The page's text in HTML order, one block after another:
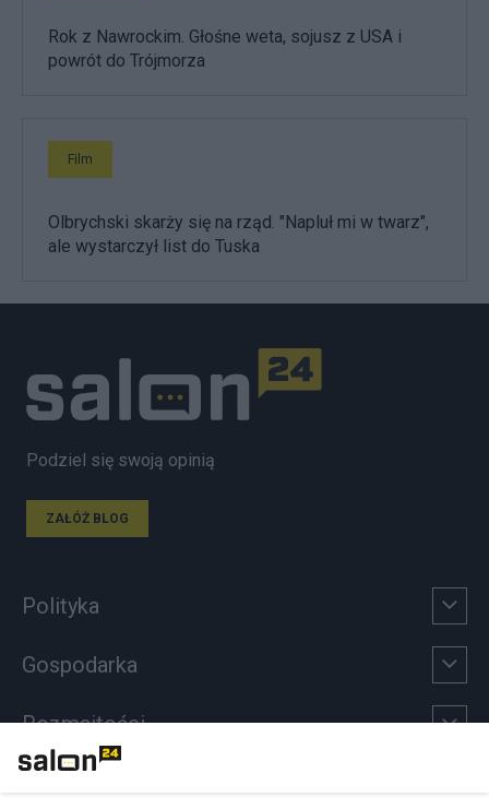
Rok z Nawrockim. Głośne weta, sojusz z USA i
powrót do Trójmorza
Film
Olbrychski skarży się na rząd. "Napluł mi w twarz",
ale wystarczył list do Tuska
Podziel się swoją opinią
ZAŁÓŻ BLOG
Polityka
Gospodarka
Rozmaitości